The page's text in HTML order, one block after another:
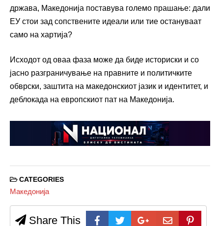
држава, Македонија поставува големо прашање: дали
ЕУ стои зад сопствените идеали или тие остануваат
само на хартија?
Исходот од оваа фаза може да биде историски и со
јасно разграничување на правните и политичките
обврски, заштита на македонскиот јазик и идентитет, и
деблокада на европскиот пат на Македонија.
CATEGORIES
Македонија
Share This